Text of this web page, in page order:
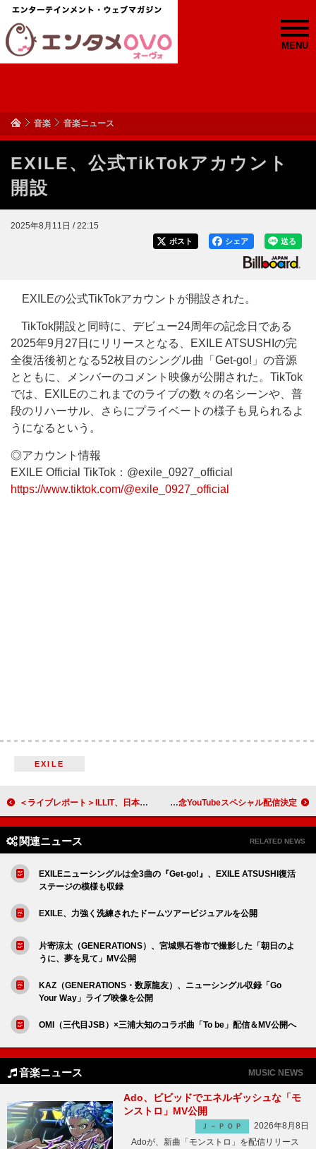
MENU
音楽 音楽ニュース
EXILE、公式TikTokアカウント
開設
2025年8月11日 / 22:15
送る
シェア
ポスト
EXILEの公式TikTokアカウントが開設された。
TikTok開設と同時に、デビュー24周年の記念日である
2025年9月27日にリリースとなる、EXILE ATSUSHIの完
全復活後初となる52枚目のシングル曲「Get-go!」の音源
とともに、メンバーのコメント映像が公開された。TikTok
では、EXILEのこれまでのライブの数々の名シーンや、普
段のリハーサル、さらにプライベートの様子も見られるよ
うになるという。
◎アカウント情報
EXILE Official TikTok：@exile_0927_official
https://www.tiktok.com/@exile_0927_official
EXILE
＜ライブレポート＞ILLIT、日本初公演【2025 ILLIT GLITTER DAY IN JAPAN】で見せたGLLITとの絆の強さ 乃紫と「Topping」も初披露 マルーン5、ニューAL『ラヴ・イズ・ライク』発売記念YouTubeスペシャル配信決定
関連ニュース RELATED NEWS
EXILEニューシングルは全3曲の『Get-go!』、EXILE ATSUSHI復活
ステージの模様も収録
EXILE、力強く洗練されたドームツアービジュアルを公開
片寄涼太（GENERATIONS）、宮城県石巻市で撮影した「朝日のよ
うに、夢を見て」MV公開
KAZ（GENERATIONS・数原龍友）、ニューシングル収録「Go
Your Way」ライブ映像を公開
OMI（三代目JSB）×三浦大知のコラボ曲「To be」配信＆MV公開へ
音楽ニュース MUSIC NEWS
Ado、ビビッドでエネルギッシュな「モ
ンストロ」MV公開
Ｊ－ＰＯＰ
2026年8月8日
Adoが、新曲「モンストロ」を配信リリース